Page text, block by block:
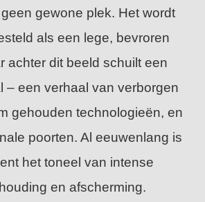
gewone plek. Het wordt
als een lege, bevroren
achter dit beeld schuilt een
– een verhaal van verborgen
gehouden technologieën, en
poorten. Al eeuwenlang is
het toneel van intense
en afscherming.